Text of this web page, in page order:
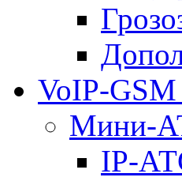
VoIP-
Мини-
IP-